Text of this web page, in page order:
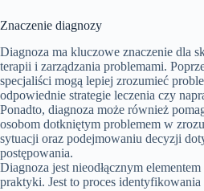
Znaczenie diagnozy
Diagnoza ma kluczowe znaczenie dla
terapii i zarządzania problemami.
specjaliści mogą lepiej zrozumieć
odpowiednie strategie leczenia czy
Ponadto, diagnoza może również
osobom dotkniętym problemem w
sytuacji oraz podejmowaniu decyzji
postępowania.
Diagnoza jest nieodłącznym
praktyki. Jest to proces